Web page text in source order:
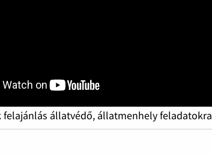
felajánlás állatvédő, állatmenhely feladatokra